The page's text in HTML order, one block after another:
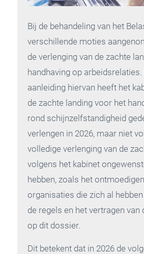
Bij de behandeling van het
verschillende moties
de verlenging van de zachte
handhaving op arbeidsrelaties.
aanleiding hiervan heeft het
de zachte landing voor het
rond schijnzelfstandigheid
verlengen in 2026, maar niet
volledige verlenging van de
volgens het kabinet
hebben, zoals het
organisaties die zich al
de regels en het vertragen van
op dit dossier.
Dit betekent dat in 2026 de